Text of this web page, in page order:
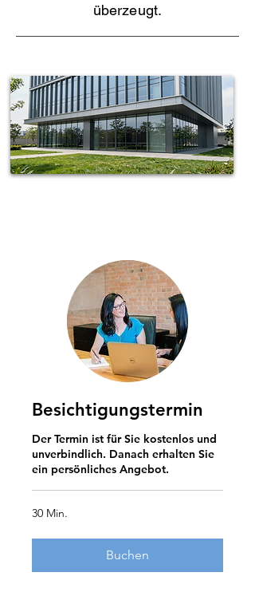
überzeugt.
Besichtigungstermin
Der Termin ist für Sie kostenlos und
unverbindlich. Danach erhalten Sie
ein persönliches Angebot.
30 Min.
Buchen